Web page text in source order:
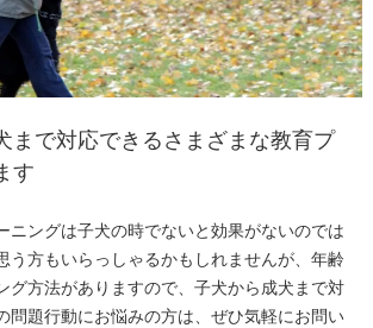
まで対応できるさまざまな教育プ
す
ニングは子犬の時でないと効果がないのでは
う方もいらっしゃるかもしれませんが、年齢
グ方法がありますので、子犬から成犬まで対
問題行動にお悩みの方は、ぜひ気軽にお問い